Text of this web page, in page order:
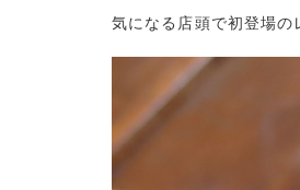
気になる店頭で初登場の